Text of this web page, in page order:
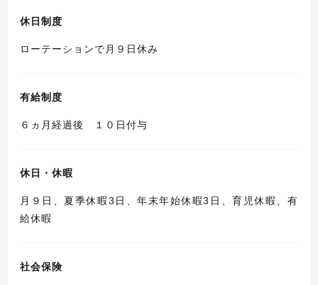
休日制度
ローテーションで月９日休み
有給制度
６ヵ月経過後 １０日付与
休日・休暇
月９日、夏季休暇3日、年末年始休暇3日、育児休暇、有
給休暇
社会保険